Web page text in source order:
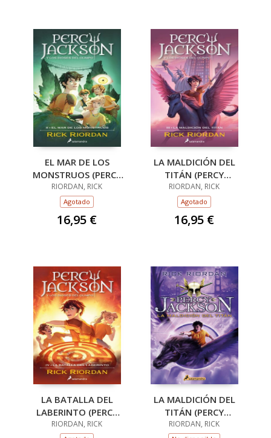
EL MAR DE LOS
MONSTRUOS (PERCY
JACKSON Y LOS
DIOSES DEL OLIMPO
RIORDAN, RICK
Agotado
16,95 €
LA MALDICIÓN DEL
TITÁN (PERCY
JACKSON Y LOS
DIOSES DEL OLIMPO
RIORDAN, RICK
Agotado
16,95 €
LA BATALLA DEL
LABERINTO (PERCY
JACKSON Y LOS
RIORDAN, RICK
LA MALDICIÓN DEL
TITÁN (PERCY
JACKSON Y LOS
RIORDAN, RICK